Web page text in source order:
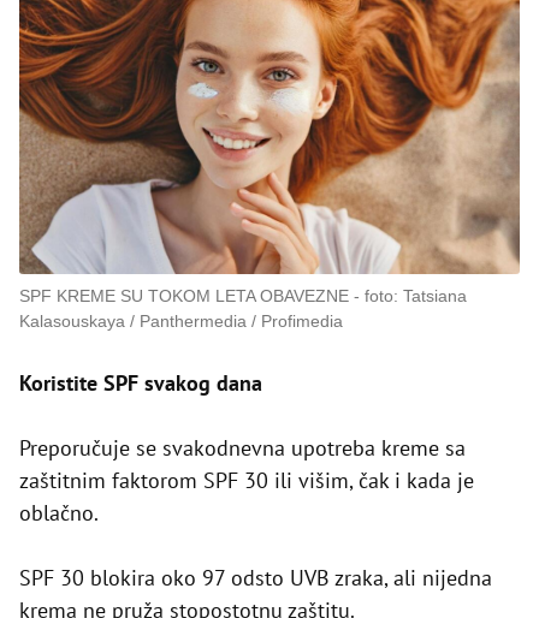
SPF KREME SU TOKOM LETA OBAVEZNE
foto: Tatsiana
Kalasouskaya / Panthermedia / Profimedia
Koristite SPF svakog dana
Preporučuje se svakodnevna upotreba kreme sa
zaštitnim faktorom SPF 30 ili višim, čak i kada je
oblačno.
SPF 30 blokira oko 97 odsto UVB zraka, ali nijedna
krema ne pruža stopostotnu zaštitu.